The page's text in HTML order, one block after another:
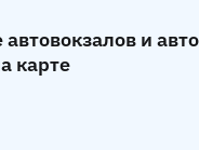
и
карте